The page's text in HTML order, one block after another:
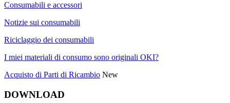
Consumabili e accessori
Notizie sui consumabili
Riciclaggio dei consumabili
I miei materiali di consumo sono originali OKI?
Acquisto di Parti di Ricambio New
DOWNLOAD